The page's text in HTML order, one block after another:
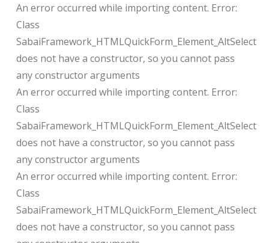
An error occurred while importing content. Error:
Class
SabaiFramework_HTMLQuickForm_Element_AltSelect
does not have a constructor, so you cannot pass
any constructor arguments
An error occurred while importing content. Error:
Class
SabaiFramework_HTMLQuickForm_Element_AltSelect
does not have a constructor, so you cannot pass
any constructor arguments
An error occurred while importing content. Error:
Class
SabaiFramework_HTMLQuickForm_Element_AltSelect
does not have a constructor, so you cannot pass